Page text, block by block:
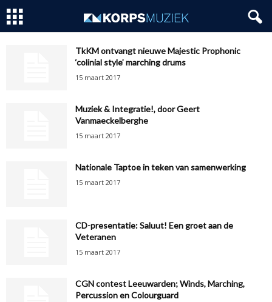
TkKM ontvangt nieuwe Majestic Prophonic
‘colinial style’ marching drums
15 maart 2017
Muziek & Integratie!, door Geert
Vanmaeckelberghe
15 maart 2017
Nationale Taptoe in teken van samenwerking
15 maart 2017
CD-presentatie: Saluut! Een groet aan de
Veteranen
15 maart 2017
CGN contest Leeuwarden; Winds, Marching,
Percussion en Colourguard